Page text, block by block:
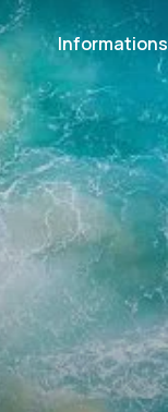
Informations